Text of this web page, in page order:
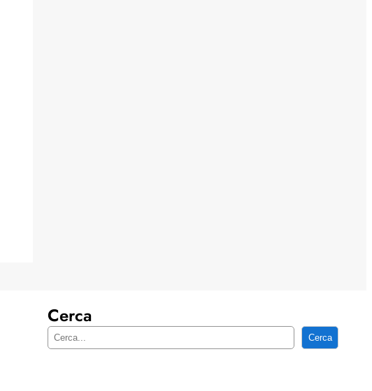
Cerca
C
Cerca